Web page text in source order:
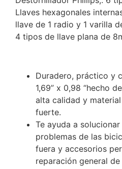
Llaves hexagonales
llave de 1 radio y 1 varilla
4 tipos de llave plana de
Duradero, práctico y
1,69” x 0,98 “hecho
alta calidad y
fuerte.
Te ayuda a
problemas de las
fuera y accesorios
reparación general